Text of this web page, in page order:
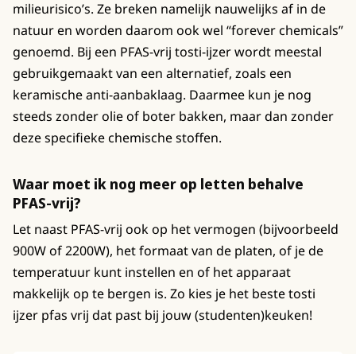
milieurisico’s. Ze breken namelijk nauwelijks af in de
natuur en worden daarom ook wel “forever chemicals”
genoemd. Bij een PFAS-vrij tosti-ijzer wordt meestal
gebruikgemaakt van een alternatief, zoals een
keramische anti-aanbaklaag. Daarmee kun je nog
steeds zonder olie of boter bakken, maar dan zonder
deze specifieke chemische stoffen.
Waar moet ik nog meer op letten behalve
PFAS-vrij?
Let naast PFAS-vrij ook op het vermogen (bijvoorbeeld
900W of 2200W), het formaat van de platen, of je de
temperatuur kunt instellen en of het apparaat
makkelijk op te bergen is. Zo kies je het beste tosti
ijzer pfas vrij dat past bij jouw (studenten)keuken!